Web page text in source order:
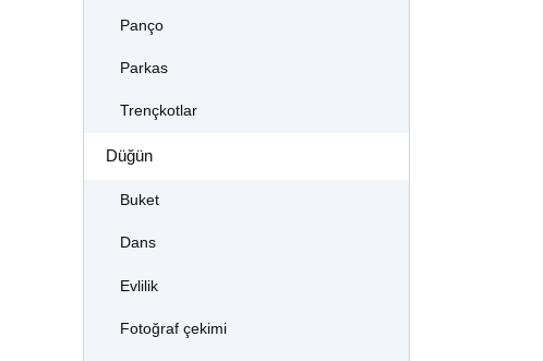
Panço
Parkas
Trençkotlar
Düğün
Buket
Dans
Evlilik
Fotoğraf çekimi